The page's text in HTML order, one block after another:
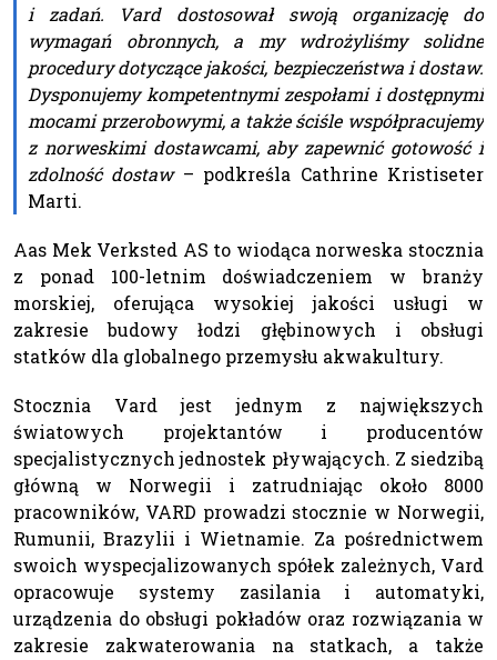
i zadań. Vard dostosował swoją organizację do
wymagań obronnych, a my wdrożyliśmy solidne
procedury dotyczące jakości, bezpieczeństwa i dostaw.
Dysponujemy kompetentnymi zespołami i dostępnymi
mocami przerobowymi, a także ściśle współpracujemy
z norweskimi dostawcami, aby zapewnić gotowość i
zdolność dostaw– podkreśla Cathrine Kristiseter
Marti.
Aas Mek Verksted AS to wiodąca norweska stocznia
z ponad 100-letnim doświadczeniem w branży
morskiej, oferująca wysokiej jakości usługi w
zakresie budowy łodzi głębinowych i obsługi
statków dla globalnego przemysłu akwakultury.
Stocznia Vard jest jednym z największych
światowych projektantów i producentów
specjalistycznych jednostek pływających. Z siedzibą
główną w Norwegii i zatrudniając około 8000
pracowników, VARD prowadzi stocznie w Norwegii,
Rumunii, Brazylii i Wietnamie. Za pośrednictwem
swoich wyspecjalizowanych spółek zależnych, Vard
opracowuje systemy zasilania i automatyki,
urządzenia do obsługi pokładów oraz rozwiązania w
zakresie zakwaterowania na statkach, a także